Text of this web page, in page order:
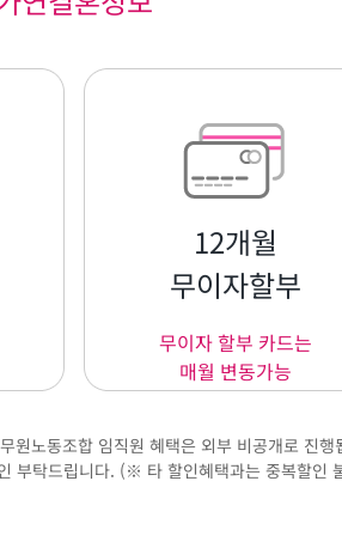
12개월
무이자할부
무이자 할부 카드는
매월 변동가능
원노동조합 임직원 혜택은 외부 비공개로 진행
부탁드립니다. (※ 타 할인혜택과는 중복할인